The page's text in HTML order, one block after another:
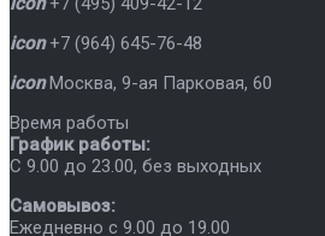
icon +7 (964) 645-76-48
icon Москва, 9-ая Парковая, 60
Время работы
График работы:
C 9.00 до 23.00, без выходных
Самовывоз:
Ежедневно с 9.00 до 19.00